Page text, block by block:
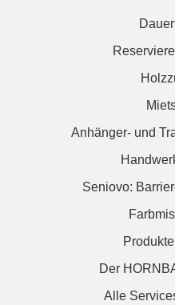
Anhänger- und
Seniovo:
Der
Alle